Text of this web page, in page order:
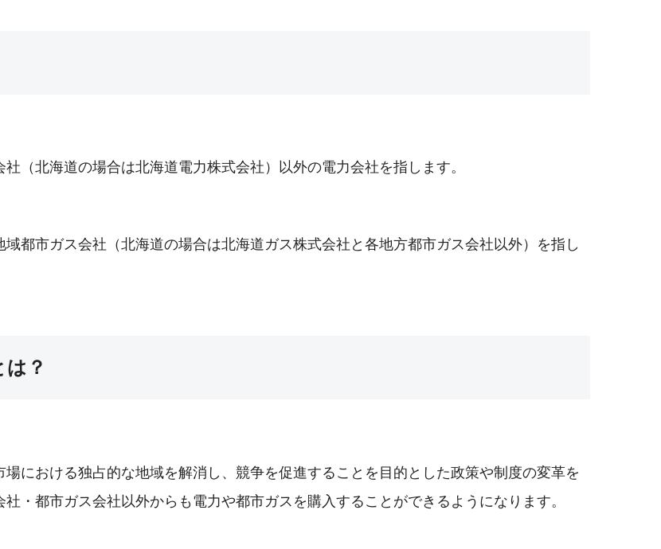
（北海道の場合は北海道電力株式会社）以外の電力会社を指します。
都市ガス会社（北海道の場合は北海道ガス株式会社と各地方都市ガス会社以外）を指し
？
における独占的な地域を解消し、競争を促進することを目的とした政策や制度の変革を
・都市ガス会社以外からも電力や都市ガスを購入することができるようになります。